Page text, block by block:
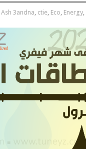
Ash 3andna, ctie, Eco, Energy,